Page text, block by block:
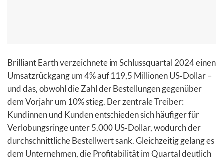
Brilliant Earth verzeichnete im Schlussquartal 2024 einen
Umsatzrückgang um 4% auf 119,5 Millionen US‑Dollar –
und das, obwohl die Zahl der Bestellungen gegenüber
dem Vorjahr um 10% stieg. Der zentrale Treiber:
Kundinnen und Kunden entschieden sich häufiger für
Verlobungsringe unter 5.000 US‑Dollar, wodurch der
durchschnittliche Bestellwert sank. Gleichzeitig gelang es
dem Unternehmen, die Profitabilität im Quartal deutlich